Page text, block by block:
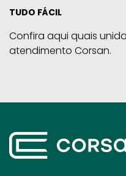
TUDO FÁCIL
Confira aqui quais
atendimento Corsan.